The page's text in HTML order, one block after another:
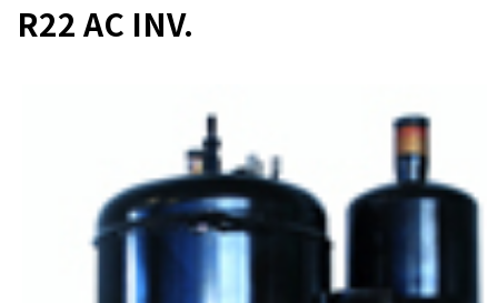
R22 AC INV.